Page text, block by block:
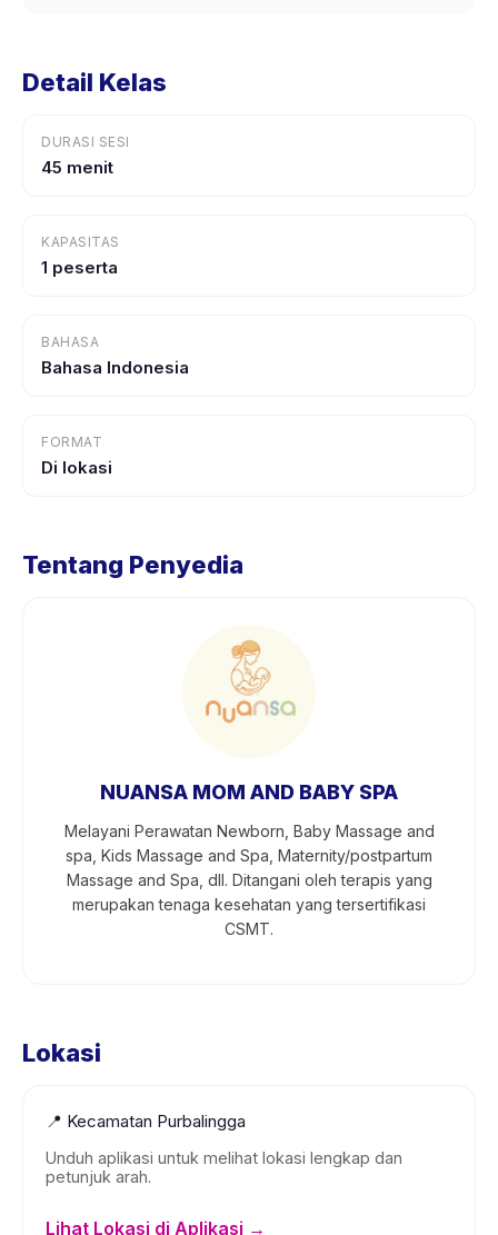
Detail Kelas
DURASI SESI
45 menit
KAPASITAS
1 peserta
BAHASA
Bahasa Indonesia
FORMAT
Di lokasi
Tentang Penyedia
NUANSA MOM AND BABY SPA
Melayani Perawatan Newborn, Baby Massage and
spa, Kids Massage and Spa, Maternity/postpartum
Massage and Spa, dll. Ditangani oleh terapis yang
merupakan tenaga kesehatan yang tersertifikasi
CSMT.
Lokasi
📍 Kecamatan Purbalingga
Unduh aplikasi untuk melihat lokasi lengkap dan
petunjuk arah.
Lihat Lokasi di Aplikasi →